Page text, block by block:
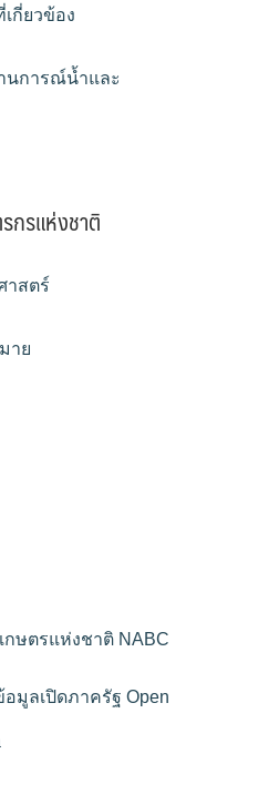
กี่ยวข้อง
นการณ์น้ำและ
กรแห่งชาติ
าสตร์
าย
ษตรแห่งชาติ NABC
มูลเปิดภาครัฐ Open